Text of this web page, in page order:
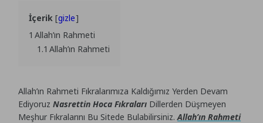
İçerik gizle
1 Allah’ın Rahmeti
1.1 Allah’ın Rahmeti
Allah’ın Rahmeti Fıkralarımıza Kaldığımız Yerden Devam
EdiyoruzNasrettin Hoca Fıkraları Dillerden Düşmeyen
Meşhur Fıkralarını Bu Sitede Bulabilirsiniz.Allah’ın Rahmeti